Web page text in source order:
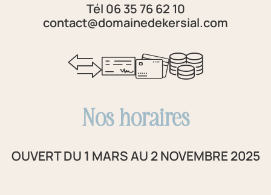
Tél 06 35 76 62 10
contact@domainedekersial.com
Nos horaires
OUVERT DU 1 MARS AU 2 NOVEMBRE 2025